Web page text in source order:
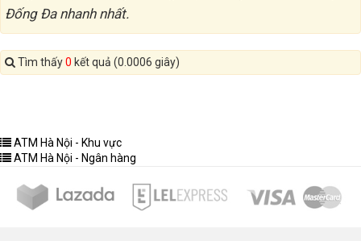
Đống Đa nhanh nhất.
Tìm thấy0 kết quả (0.0006 giây)
ATM Hà Nội - Khu vực
ATM Hà Nội - Ngân hàng